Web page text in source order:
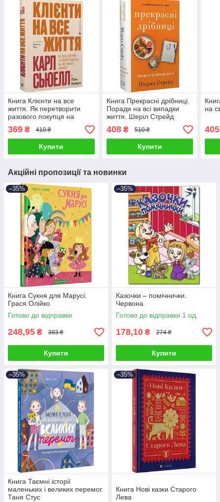
Книга Клієнти на все
життя. Як перетворити
разового покупця на
постійного клієнта. Карл
Сьюелл, Пол Браун
369 ₴ 410 ₴
Купити
Книга Прекрасні дрібниці.
Поради на всі випадки
життя. Шеріл Стрейд
408₴ 510 ₴
Купити
на
405
Акційні пропозиції та новинки
–35%
Книга Сукня для Марусі.
Грася Олійко
Готово до відправки
248,95 ₴ 383 ₴
Купити
–35%
Казочки – помічнички.
Червона
Готово до відправки 1 од.
178,10 ₴ 274 ₴
Купити
–35%
Книга Таємні історії
маленьких і великих перемог.
Таня Стус
–35%
Книга Нові казки Старого
Лева